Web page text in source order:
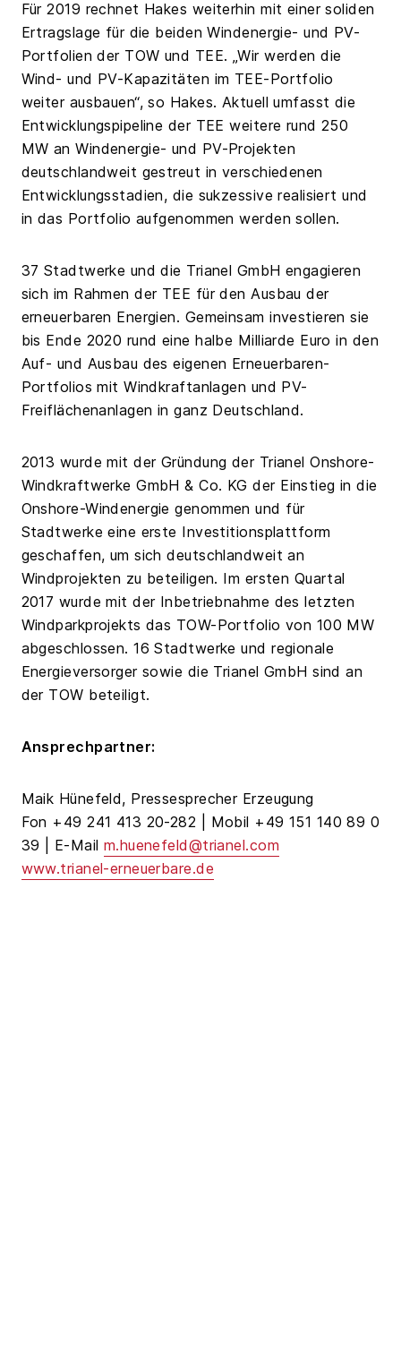
Für 2019 rechnet Hakes weiterhin mit einer soliden
Ertragslage für die beiden Windenergie- und PV-
Portfolien der TOW und TEE. „Wir werden die
Wind- und PV-Kapazitäten im TEE-Portfolio
weiter ausbauen“, so Hakes. Aktuell umfasst die
Entwicklungspipeline der TEE weitere rund 250
MW an Windenergie- und PV-Projekten
deutschlandweit gestreut in verschiedenen
Entwicklungsstadien, die sukzessive realisiert und
in das Portfolio aufgenommen werden sollen.
37 Stadtwerke und die Trianel GmbH engagieren
sich im Rahmen der TEE für den Ausbau der
erneuerbaren Energien. Gemeinsam investieren sie
bis Ende 2020 rund eine halbe Milliarde Euro in den
Auf- und Ausbau des eigenen Erneuerbaren-
Portfolios mit Windkraftanlagen und PV-
Freiflächenanlagen in ganz Deutschland.
2013 wurde mit der Gründung der Trianel Onshore-
Windkraftwerke GmbH & Co. KG der Einstieg in die
Onshore-Windenergie genommen und für
Stadtwerke eine erste Investitionsplattform
geschaffen, um sich deutschlandweit an
Windprojekten zu beteiligen. Im ersten Quartal
2017 wurde mit der Inbetriebnahme des letzten
Windparkprojekts das TOW-Portfolio von 100 MW
abgeschlossen. 16 Stadtwerke und regionale
Energieversorger sowie die Trianel GmbH sind an
der TOW beteiligt.
Ansprechpartner:
Maik Hünefeld, Pressesprecher Erzeugung
Fon +49 241 413 20-282 | Mobil +49 151 140 89 0
39 | E-Mail m.huenefeld@trianel.com
www.trianel-erneuerbare.de